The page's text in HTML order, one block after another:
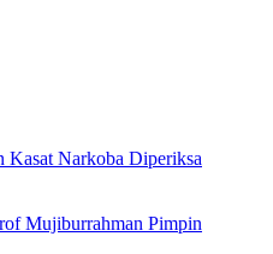
Kasat Narkoba Diperiksa